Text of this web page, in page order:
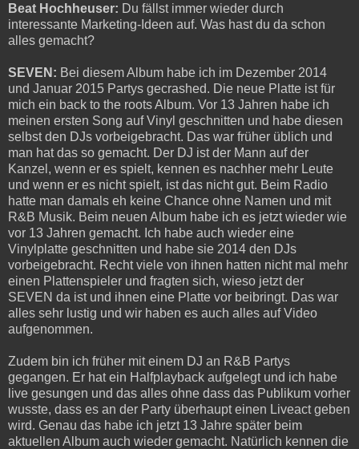
Beat Hochheuser: Du fällst immer wieder durch
interessante Marketing-Ideen auf. Was hast du da schon
alles gemacht?
SEVEN: Bei diesem Album habe ich im Dezember 2014
und Januar 2015 Partys gecrashed. Die neue Platte ist für
mich ein back to the roots Album. Vor 13 Jahren habe ich
meinen ersten Song auf Vinyl geschnitten und habe diesen
selbst den DJs vorbeigebracht. Das war früher üblich und
man hat das so gemacht. Der DJ ist der Mann auf der
Kanzel, wenn er es spielt, kennen es nachher mehr Leute
und wenn er es nicht spielt, ist das nicht gut. Beim Radio
hatte man damals eh keine Chance ohne Namen und mit
R&B Musik. Beim neuen Album habe ich es jetzt wieder wie
vor 13 Jahren gemacht. Ich habe auch wieder eine
Vinylplatte geschnitten und habe sie 2014 den DJs
vorbeigebracht. Recht viele von ihnen hatten nicht mal mehr
einen Plattenspieler und fragten sich, wieso jetzt der
SEVEN da ist und ihnen eine Platte vor beibringt. Das war
alles sehr lustig und wir haben es auch alles auf Video
aufgenommen.
Zudem bin ich früher mit einem DJ an R&B Partys
gegangen. Er hat ein Halfplayback aufgelegt und ich habe
live gesungen und das alles ohne dass das Publikum vorher
wusste, dass es an der Party überhaupt einen Liveact geben
wird. Genau das habe ich jetzt 13 Jahre später beim
aktuellen Album auch wieder gemacht. Natürlich kennen die